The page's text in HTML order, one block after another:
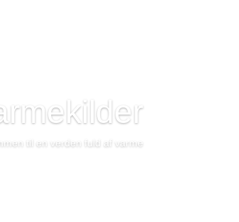
til en verden fuld af varme